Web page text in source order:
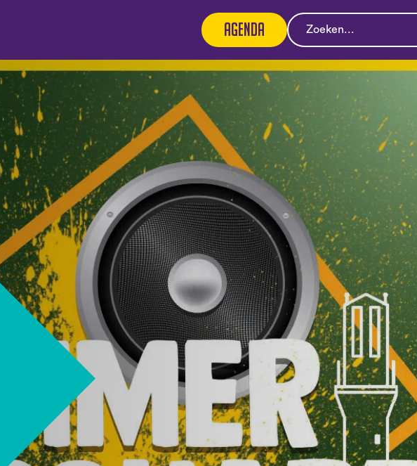
Agenda